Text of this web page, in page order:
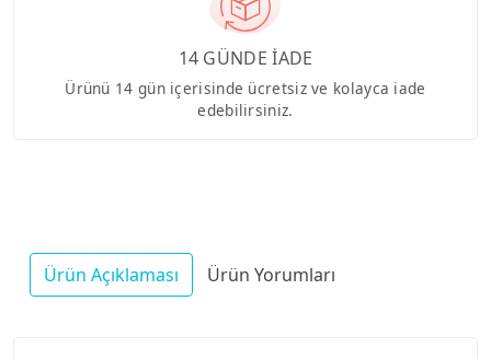
14 GÜNDE İADE
Ürünü 14 gün içerisinde ücretsiz ve kolayca iade
edebilirsiniz.
Ürün Açıklaması Ürün Yorumları